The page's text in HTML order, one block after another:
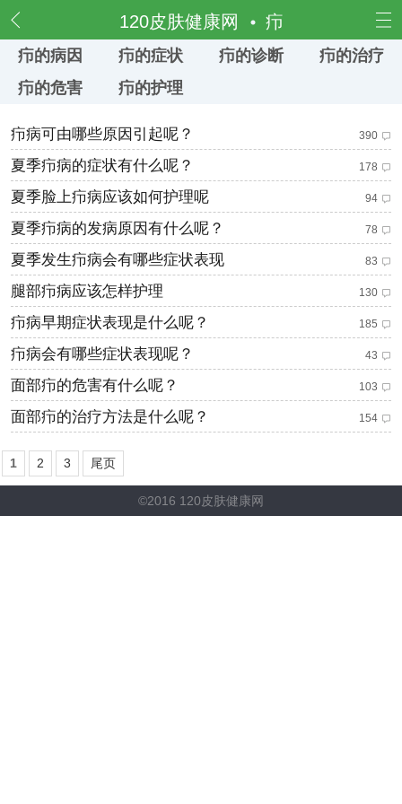
120皮肤健康网 疖
疖的病因 疖的症状 疖的诊断
疖的治疗
疖的危害
疖的护理
疖病可由哪些原因引起呢？ 390
夏季疖病的症状有什么呢？ 178
夏季脸上疖病应该如何护理呢 94
夏季疖病的发病原因有什么呢？ 78
夏季发生疖病会有哪些症状表现 83
腿部疖病应该怎样护理 130
疖病早期症状表现是什么呢？ 185
疖病会有哪些症状表现呢？ 43
面部疖的危害有什么呢？ 103
面部疖的治疗方法是什么呢？ 154
1 2 3 尾页
©2016 120皮肤健康网